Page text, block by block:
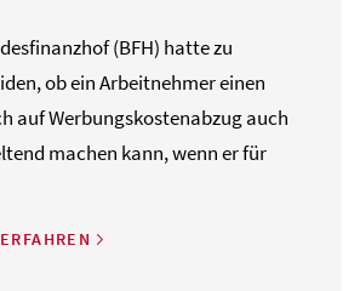
(BFH) hatte zu
ob ein Arbeitnehmer einen
auf Werbungskostenabzug auch
machen kann, wenn er für